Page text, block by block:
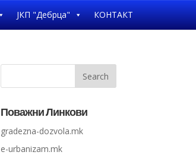
ЈКП "Дебрца" КОНТАКТ
Поважни Линкови
gradezna-dozvola.mk
e-urbanizam.mk